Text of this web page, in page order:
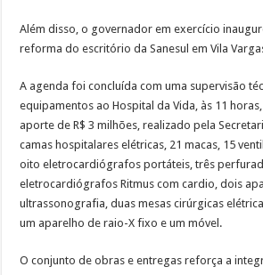
Além disso, o governador em exercício
reforma do escritório da Sanesul em Vila
A agenda foi concluída com uma supervisão
equipamentos ao Hospital da Vida, às 11 horas,
aporte de R$ 3 milhões, realizado pela
camas hospitalares elétricas, 21 macas, 15
oito eletrocardiógrafos portáteis, três
eletrocardiógrafos Ritmus com cardio, dois
ultrassonografia, duas mesas cirúrgicas
um aparelho de raio-X fixo e um móvel.
O conjunto de obras e entregas reforça a